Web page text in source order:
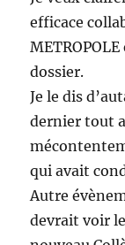
efficace
dossier.
Je le dis
dernier tout
qui avait
Autre
devrait voir